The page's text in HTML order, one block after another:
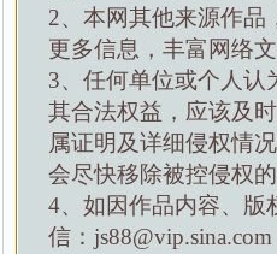
2、本网其他来源作品
更多信息，丰富网络
3、任何单位或个人认
其合法权益，应该及
属证明及详细侵权情
会尽快移除被控侵权的
4、如因作品内容、版
信：js88@vip.sina.com